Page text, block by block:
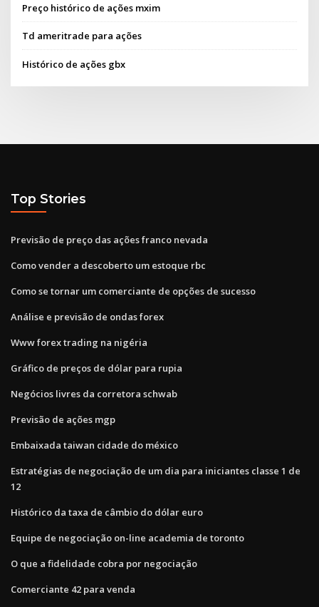
Preço histórico de ações mxim
Td ameritrade para ações
Histórico de ações gbx
Top Stories
Previsão de preço das ações franco nevada
Como vender a descoberto um estoque rbc
Como se tornar um comerciante de opções de sucesso
Análise e previsão de ondas forex
Www forex trading na nigéria
Gráfico de preços de dólar para rupia
Negócios livres da corretora schwab
Previsão de ações mgp
Embaixada taiwan cidade do méxico
Estratégias de negociação de um dia para iniciantes classe 1 de
12
Histórico da taxa de câmbio do dólar euro
Equipe de negociação on-line academia de toronto
O que a fidelidade cobra por negociação
Comerciante 42 para venda